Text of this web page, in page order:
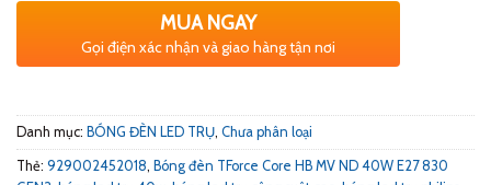
MUA NGAY
Gọi điện xác nhận và giao hàng tận nơi
Danh mục: BÓNG ĐÈN LED TRỤ, Chưa phân loại
Thẻ: 929002452018, Bóng đèn TForce Core HB MV ND 40W E27 830